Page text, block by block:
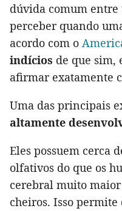
dúvida comum entre
perceber quando
acordo com o
indícios de que sim,
afirmar exatamente
Uma das principais
altamente
Eles possuem cerca
olfativos do que os
cerebral muito
cheiros. Isso